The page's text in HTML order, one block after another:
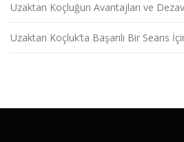
Uzaktan Koçluğun Avantajları ve
Uzaktan Koçluk’ta Başarılı Bir Seans